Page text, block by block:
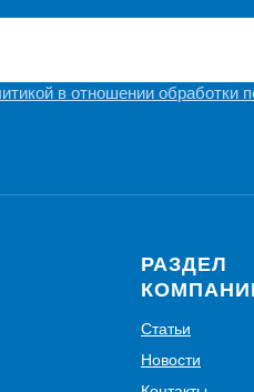
в отношении обработки
РАЗДЕЛ
Статьи
Новости